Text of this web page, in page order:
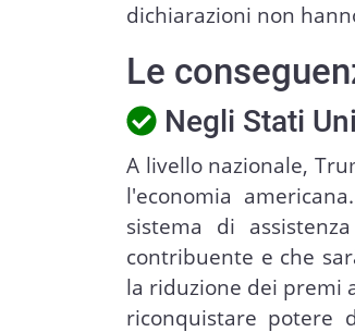
dichiarazioni non
Le
Negli Stati
A livello nazionale,
l'economia
sistema di
contribuente e che
la riduzione dei premi
riconquistare potere